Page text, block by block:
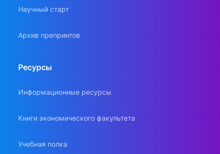
Научный старт
Архив препринтов
Ресурсы
Информационные ресурсы
Книги экономического факультета
Учебная полка